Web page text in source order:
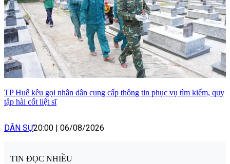
TP Huế kêu gọi nhân dân cung cấp thông tin phục vụ tìm kiếm, quy
tập hài cốt liệt sĩ
DÂN SỰ20:00 | 06/08/2026
TIN ĐỌC NHIỀU